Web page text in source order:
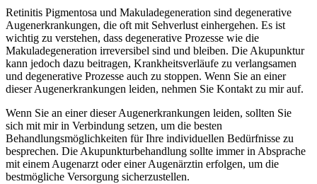
Retinitis Pigmentosa und Makuladegeneration sind degenerative
Augenerkrankungen, die oft mit Sehverlust einhergehen. Es ist
wichtig zu verstehen, dass degenerative Prozesse wie die
Makuladegeneration irreversibel sind und bleiben. Die Akupunktur
kann jedoch dazu beitragen, Krankheitsverläufe zu verlangsamen
und degenerative Prozesse auch zu stoppen. Wenn Sie an einer
dieser Augenerkrankungen leiden, nehmen Sie Kontakt zu mir auf.
Wenn Sie an einer dieser Augenerkrankungen leiden, sollten Sie
sich mit mir in Verbindung setzen, um die besten
Behandlungsmöglichkeiten für Ihre individuellen Bedürfnisse zu
besprechen. Die Akupunkturbehandlung sollte immer in Absprache
mit einem Augenarzt oder einer Augenärztin erfolgen, um die
bestmögliche Versorgung sicherzustellen.